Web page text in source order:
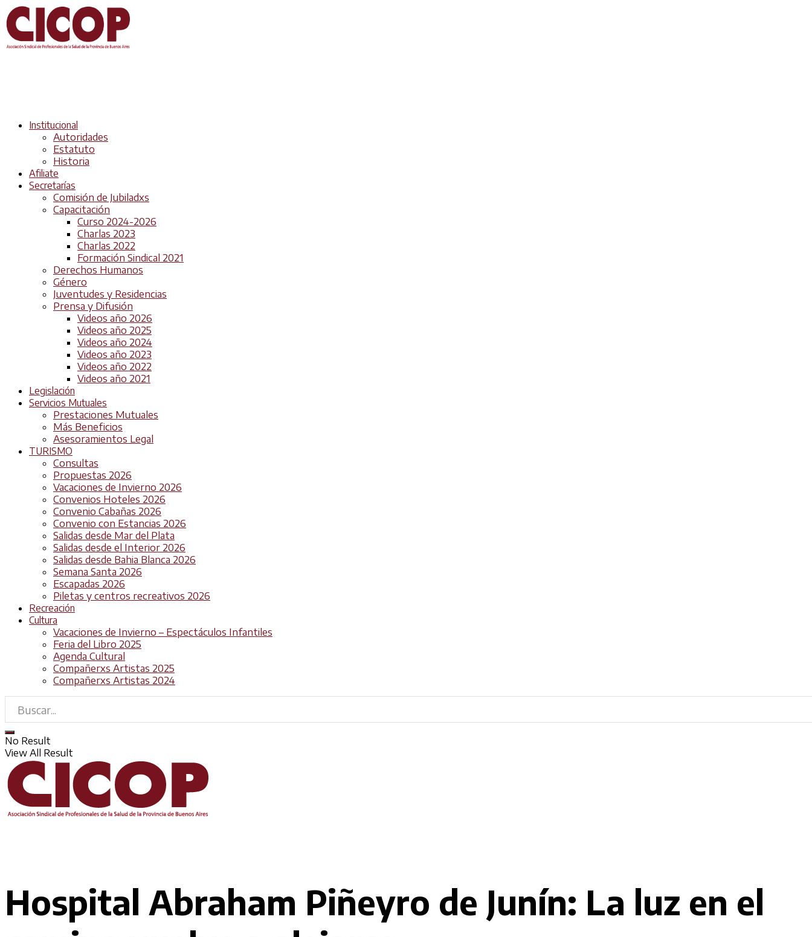
Institucional
Autoridades
Estatuto
Historia
Afiliate
Secretarías
Comisión de Jubiladxs
Capacitación
Curso 2024-2026
Charlas 2023
Charlas 2022
Formación Sindical 2021
Derechos Humanos
Género
Juventudes y Residencias
Prensa y Difusión
Videos año 2026
Videos año 2025
Videos año 2024
Videos año 2023
Videos año 2022
Videos año 2021
Legislación
Servicios Mutuales
Prestaciones Mutuales
Más Beneficios
Asesoramientos Legal
TURISMO
Consultas
Propuestas 2026
Vacaciones de Invierno 2026
Convenios Hoteles 2026
Convenio Cabañas 2026
Convenio con Estancias 2026
Salidas desde Mar del Plata
Salidas desde el Interior 2026
Salidas desde Bahia Blanca 2026
Semana Santa 2026
Escapadas 2026
Piletas y centros recreativos 2026
Recreación
Cultura
Vacaciones de Invierno – Espectáculos Infantiles
Feria del Libro 2025
Agenda Cultural
Compañerxs Artistas 2025
Compañerxs Artistas 2024
No Result
View All Result
Hospital Abraham Piñeyro de Junín: La luz en el